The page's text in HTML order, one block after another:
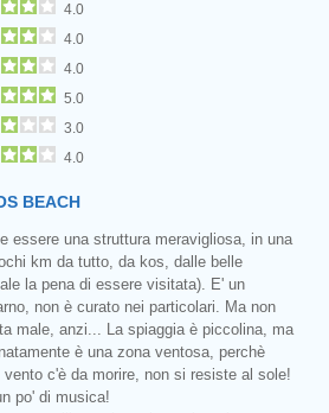
4.0
4.0
4.0
5.0
3.0
4.0
BEACH
essere una struttura meravigliosa, in una
km da tutto, da kos, dalle belle
la pena di essere visitata). E' un
non è curato nei particolari. Ma non
male, anzi... La spiaggia è piccolina, ma
è una zona ventosa, perchè
c'è da morire, non si resiste al sole!
po' di musica!